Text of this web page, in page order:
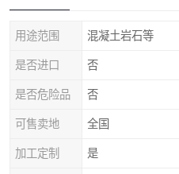
用途范围 混凝土岩石等
是否进口 否
是否危险品 否
可售卖地 全国
加工定制 是